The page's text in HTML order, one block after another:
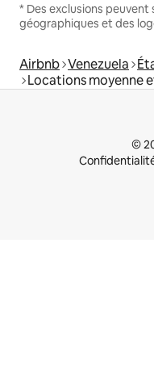
* Des exclusions
géographiques et des
Airbnb Venezuela
Locations moyenne
©